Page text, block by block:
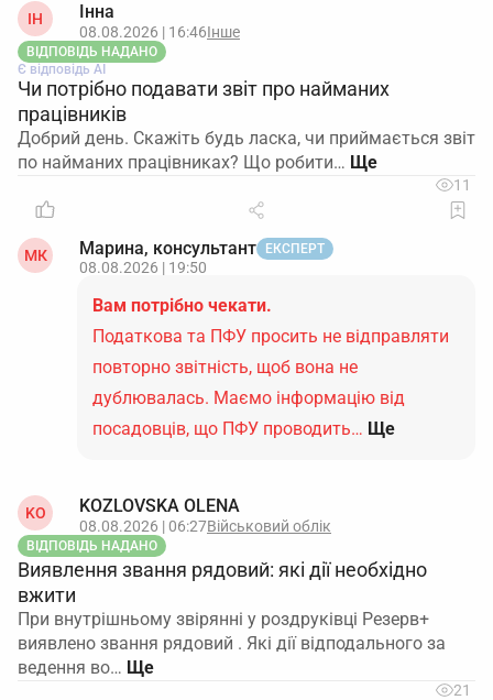
ІН Інна
08.08.2026 | 16:46Інше
ВІДПОВІДЬ НАДАНО
Є відповідь АІ
Чи потрібно подавати звіт про найманих
працівників
Добрий день. Скажіть будь ласка, чи приймається звіт
по найманих працівниках? Що робити…
11
МК Марина, консультант ЕКСПЕРТ
08.08.2026 | 19:50
Вам потрібно чекати.
Податкова та ПФУ просить не відправляти
повторно звітність, щоб вона не
дублювалась. Маємо інформацію від
посадовців, що ПФУ проводить… Ще
KO KOZLOVSKA OLENA
08.08.2026 | 06:27Військовий облік
ВІДПОВІДЬ НАДАНО
Виявлення звання рядовий: які дії необхідно
вжити
При внутрішньому звірянні у роздруківці Резерв+
виявлено звання рядовий . Які дії відподального за
ведення во…
21